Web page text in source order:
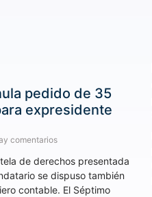
pedido de 35
expresidente
comentarios
de derechos presentada
se dispuso también
contable. El Séptimo